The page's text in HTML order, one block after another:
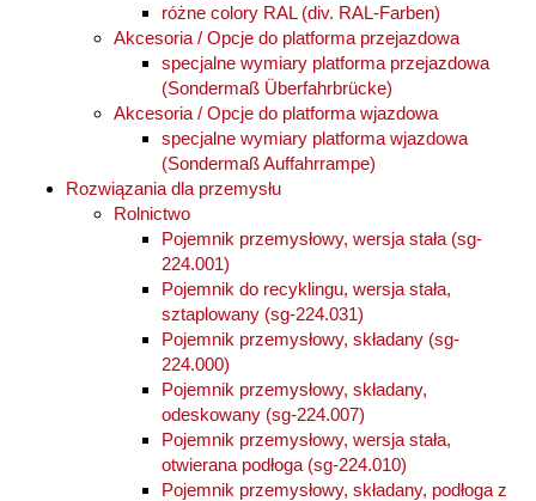
różne colory RAL (div. RAL-Farben)
Akcesoria / Opcje do platforma przejazdowa
specjalne wymiary platforma przejazdowa
(Sondermaß Überfahrbrücke)
Akcesoria / Opcje do platforma wjazdowa
specjalne wymiary platforma wjazdowa
(Sondermaß Auffahrrampe)
Rozwiązania dla przemysłu
Rolnictwo
Pojemnik przemysłowy, wersja stała (sg-
224.001)
Pojemnik do recyklingu, wersja stała,
sztaplowany (sg-224.031)
Pojemnik przemysłowy, składany (sg-
224.000)
Pojemnik przemysłowy, składany,
odeskowany (sg-224.007)
Pojemnik przemysłowy, wersja stała,
otwierana podłoga (sg-224.010)
Pojemnik przemysłowy, składany, podłoga z